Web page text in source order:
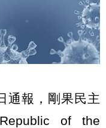
通報，剛果民主
of the